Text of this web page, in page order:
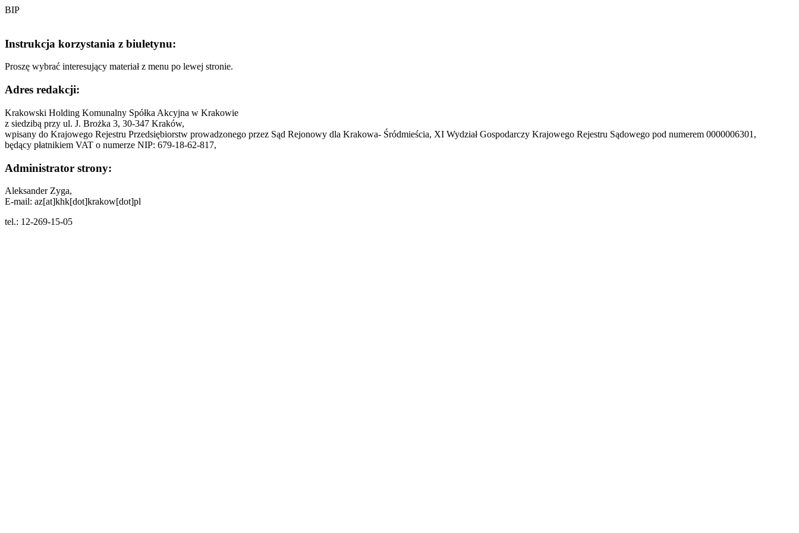
BIP
Instrukcja korzystania z biuletynu:
Proszę wybrać interesujący materiał z menu po lewej stronie.
Adres redakcji:
Krakowski Holding Komunalny Spółka Akcyjna w Krakowie
z siedzibą przy ul. J. Brożka 3, 30-347 Kraków,
wpisany do Krajowego Rejestru Przedsiębiorstw prowadzonego przez Sąd Rejonowy dla Krakowa- Śródmieścia, XI Wydział Gospodarczy Krajowego Rejestru Sądowego pod numerem 0000006301,
będący płatnikiem VAT o numerze NIP: 679-18-62-817,
Administrator strony:
Aleksander Zyga,
E-mail: az[at]khk[dot]krakow[dot]pl
tel.: 12-269-15-05